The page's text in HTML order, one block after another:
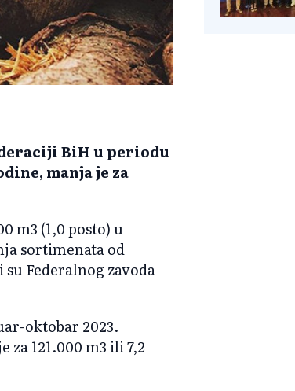
BiH u periodu
manja je za
m3 (1,0 posto) u
sortimenata od
su Federalnog zavoda
oktobar 2023.
121.000 m3 ili 7,2